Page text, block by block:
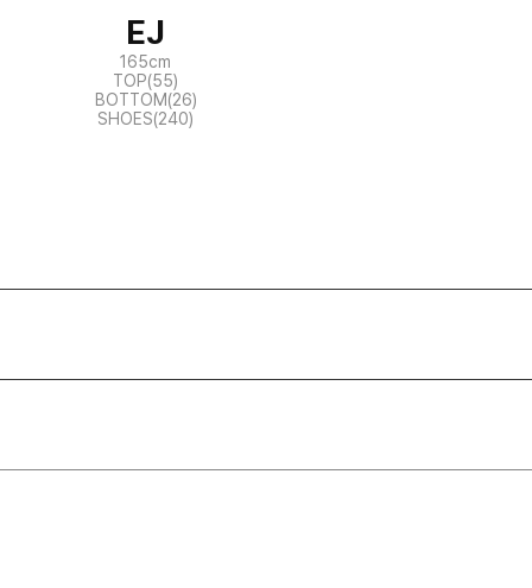
EJ
165cm
TOP(55)
BOTTOM(26)
SHOES(240)